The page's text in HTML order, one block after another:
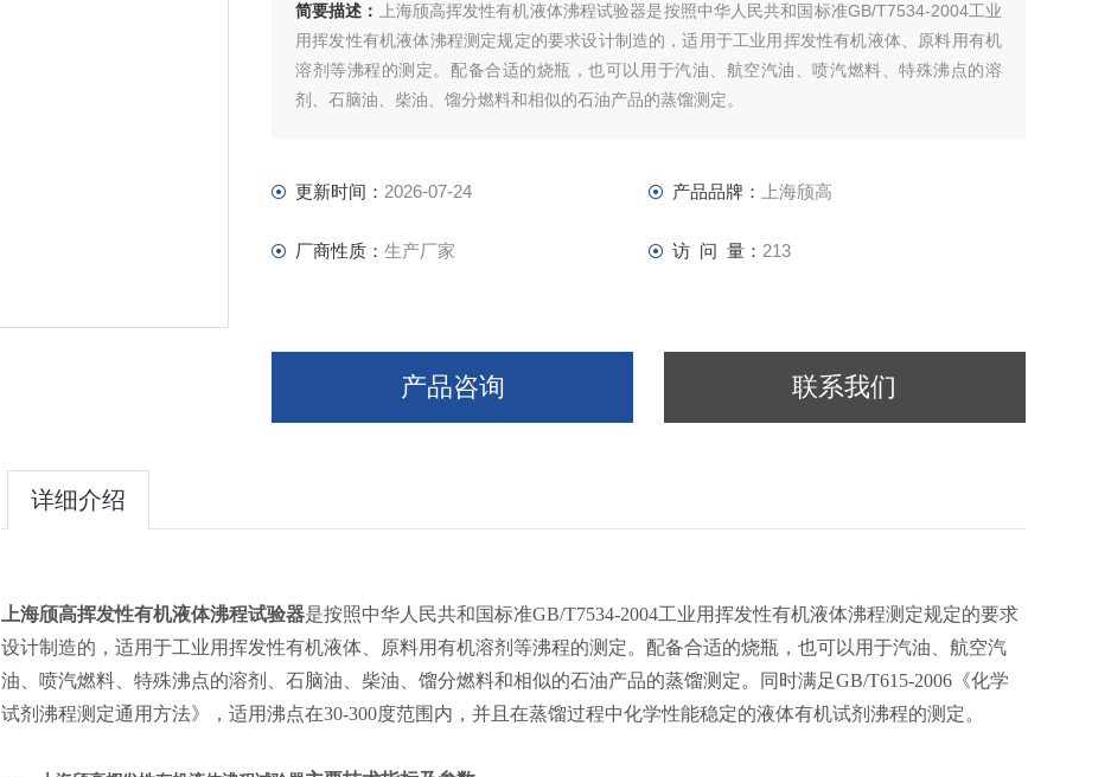
简要描述：
上海颀高挥发性有机液体沸程试验器是按照中华人民共和国标准GB/T7534-2004工业
用挥发性有机液体沸程测定规定的要求设计制造的，适用于工业用挥发性有机液体、原料用有机
溶剂等沸程的测定。配备合适的烧瓶，也可以用于汽油、航空汽油、喷汽燃料、特殊沸点的溶
剂、石脑油、柴油、馏分燃料和相似的石油产品的蒸馏测定。
更新时间： 2026-07-24 产品品牌： 上海颀高
厂商性质： 生产厂家 访 问 量： 213
产品咨询 联系我们
详细介绍
上海颀高挥发性有机液体沸程试验器是按照中华人民共和国标准GB/T7534-2004工业用挥发性有机液体沸程测定规定的要求
设计制造的，适用于工业用挥发性有机液体、原料用有机溶剂等沸程的测定。配备合适的烧瓶，也可以用于汽油、航空汽
油、喷汽燃料、特殊沸点的溶剂、石脑油、柴油、馏分燃料和相似的石油产品的蒸馏测定。同时满足GB/T615-2006《化学
试剂沸程测定通用方法》，适用沸点在30-300度范围内，并且在蒸馏过程中化学性能稳定的液体有机试剂沸程的测定。